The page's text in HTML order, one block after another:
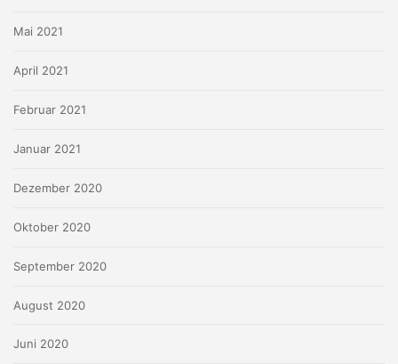
Mai 2021
April 2021
Februar 2021
Januar 2021
Dezember 2020
Oktober 2020
September 2020
August 2020
Juni 2020